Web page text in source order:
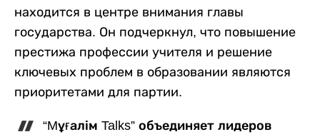
находится в центре внимания главы
государства. Он подчеркнул, что повышение
престижа профессии учителя и решение
ключевых проблем в образовании являются
приоритетами для партии.
“Mұғалім Talks” объединяет лидеров